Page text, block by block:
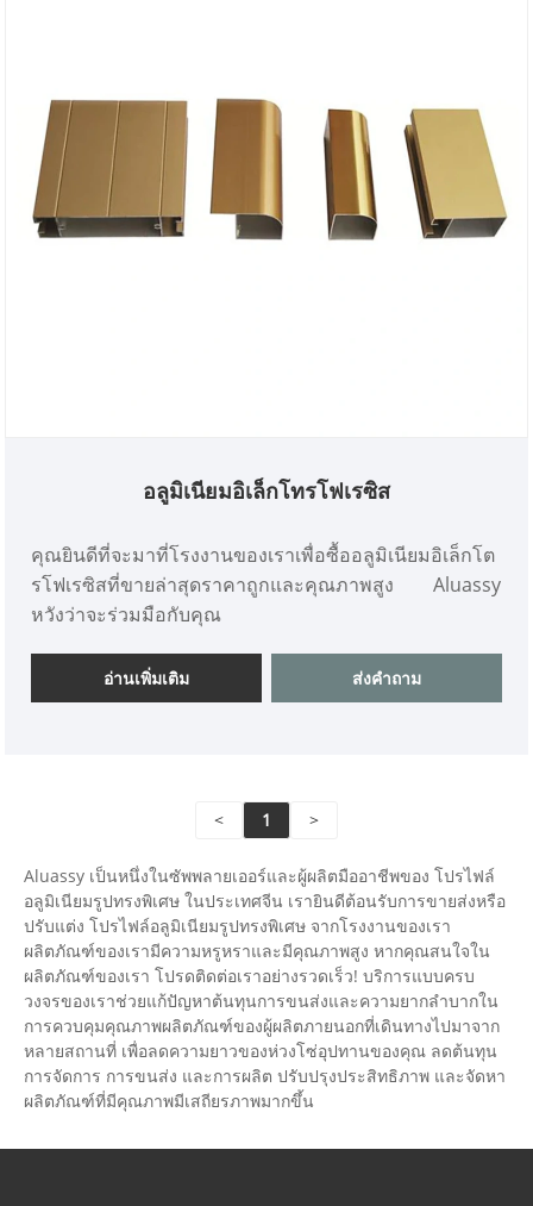
อลูมิเนียมอิเล็กโทรโฟเรซิส
คุณยินดีที่จะมาที่โรงงานของเราเพื่อซื้ออลูมิเนียมอิเล็กโต
รโฟเรซิสที่ขายล่าสุดราคาถูกและคุณภาพสูง Aluassy
หวังว่าจะร่วมมือกับคุณ
อ่านเพิ่มเติม ส่งคำถาม
< 1 >
Aluassy เป็นหนึ่งในซัพพลายเออร์และผู้ผลิตมืออาชีพของ โปรไฟล์
อลูมิเนียมรูปทรงพิเศษ ในประเทศจีน เรายินดีต้อนรับการขายส่งหรือ
ปรับแต่ง โปรไฟล์อลูมิเนียมรูปทรงพิเศษ จากโรงงานของเรา
ผลิตภัณฑ์ของเรามีความหรูหราและมีคุณภาพสูง หากคุณสนใจใน
ผลิตภัณฑ์ของเรา โปรดติดต่อเราอย่างรวดเร็ว! บริการแบบครบ
วงจรของเราช่วยแก้ปัญหาต้นทุนการขนส่งและความยากลำบากใน
การควบคุมคุณภาพผลิตภัณฑ์ของผู้ผลิตภายนอกที่เดินทางไปมาจาก
หลายสถานที่ เพื่อลดความยาวของห่วงโซ่อุปทานของคุณ ลดต้นทุน
การจัดการ การขนส่ง และการผลิต ปรับปรุงประสิทธิภาพ และจัดหา
ผลิตภัณฑ์ที่มีคุณภาพมีเสถียรภาพมากขึ้น